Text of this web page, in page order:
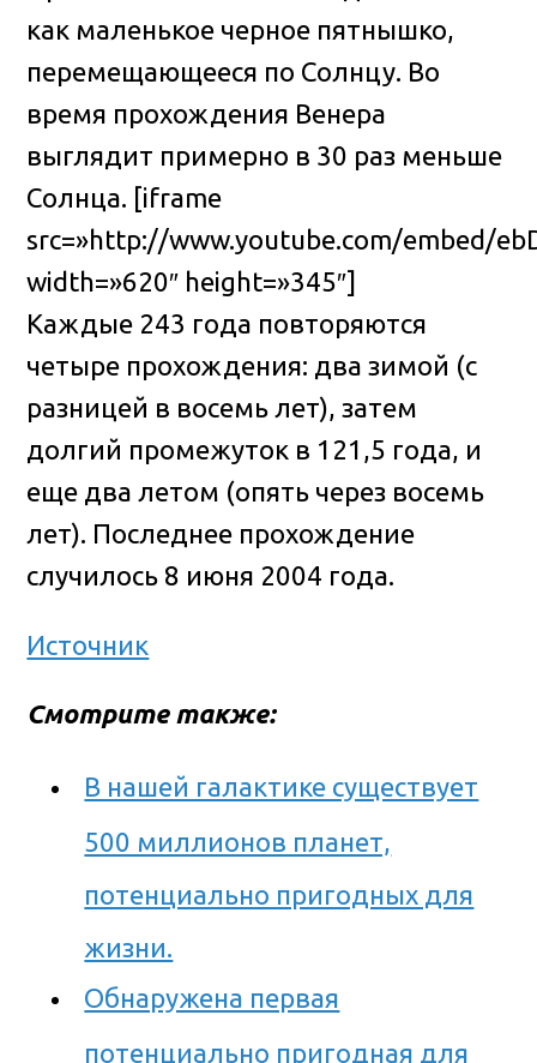
как маленькое черное пятнышко,
перемещающееся по Солнцу. Во
время прохождения Венера
выглядит примерно в 30 раз меньше
Солнца. [iframe
src=»http://www.youtube.com/embed/
width=»620″ height=»345″]
Каждые 243 года повторяются
четыре прохождения: два зимой (с
разницей в восемь лет), затем
долгий промежуток в 121,5 года, и
еще два летом (опять через восемь
лет). Последнее прохождение
случилось 8 июня 2004 года.
Источник
Смотрите также:
В нашей галактике существует
500 миллионов планет,
потенциально пригодных для
жизни.
Обнаружена первая
потенциально пригодная для